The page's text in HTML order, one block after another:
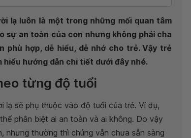
lạ luôn là một trong những mối quan tâm
sự an toàn của con nhưng không phải cha
phù hợp, dễ hiểu, dễ nhớ cho trẻ. Vậy trẻ
hiểu hướng dẫn chi tiết dưới đây nhé.
từng độ tuổi
sẽ phụ thuộc vào độ tuổi của trẻ. Ví dụ,
phân biệt ai an toàn và ai không. Do vậy
thường thì chúng vẫn chưa sẵn sàng